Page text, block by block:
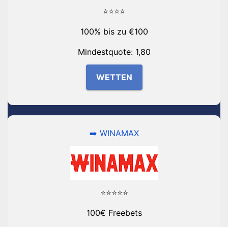
⭐⭐⭐⭐
100% bis zu €100
Mindestquote: 1,80
WETTEN
➡️ WINAMAX
⭐⭐⭐⭐⭐
100€ Freebets